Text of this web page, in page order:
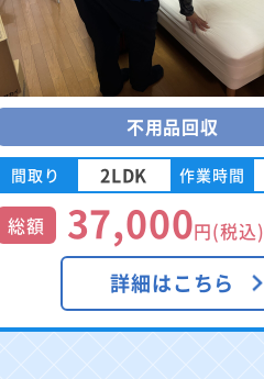
不用品回収
間取り 2LDK 作業時間
総額
37,000円(税込)
詳細はこちら